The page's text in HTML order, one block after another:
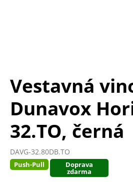
Vestavná
Dunavox
32.TO, černá
DAVG-32.80DB.TO
Push-Pull Doprava
zdarma